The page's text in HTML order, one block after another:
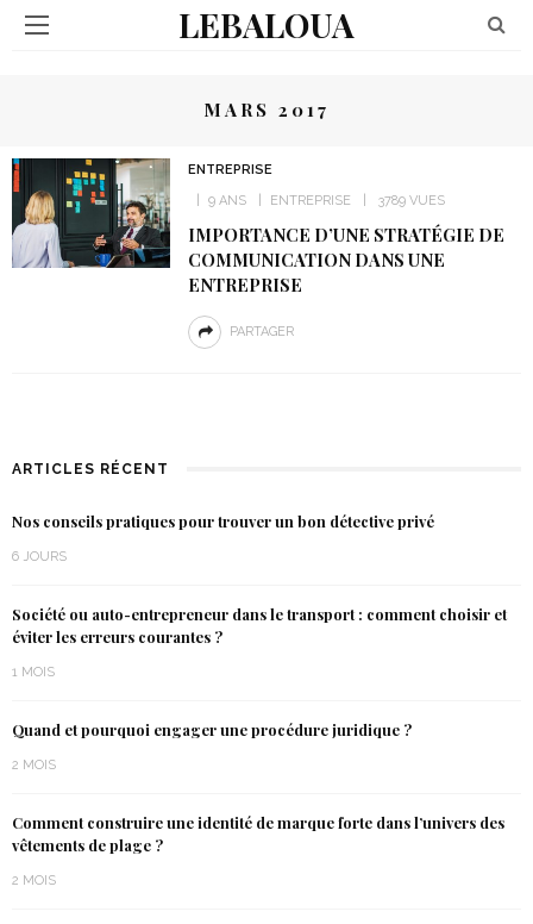
LEBALOUA
MARS 2017
ENTREPRISE
9 ANS
ENTREPRISE 3789 VUES
IMPORTANCE D’UNE STRATÉGIE DE
COMMUNICATION DANS UNE
ENTREPRISE
PARTAGER
ARTICLES RÉCENT
Nos conseils pratiques pour trouver un bon détective privé
6 JOURS
Société ou auto-entrepreneur dans le transport : comment choisir et
éviter les erreurs courantes ?
1 MOIS
Quand et pourquoi engager une procédure juridique ?
2 MOIS
Comment construire une identité de marque forte dans l’univers des
vêtements de plage ?
2 MOIS